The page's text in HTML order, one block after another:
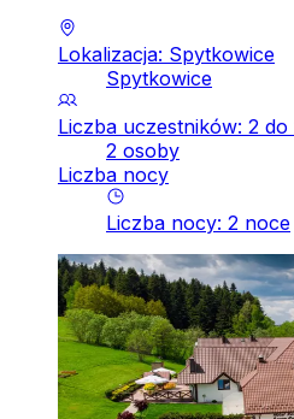
Lokalizacja: Spytkowice
Spytkowice
Liczba uczestników: 2
2 osoby
Liczba nocy
Liczba nocy: 2 noce